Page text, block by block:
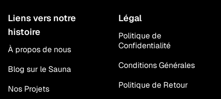
Liens vers notre
histoire
À propos de nous
Blog sur le Sauna
Nos Projets
Légal
Politique de
Confidentialité
Conditions Générales
Politique de Retour